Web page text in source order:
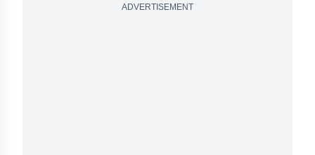
ADVERTISEMENT